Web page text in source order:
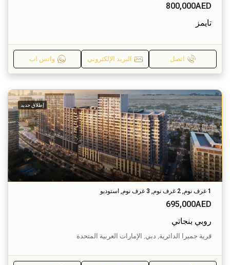
800,000AED
تايمز
اتصل البريد الإلكتروني واتس اب
إطلاق جديد
1 غرف نوم, 2 غرف نوم, 3 غرف نوم, استوديو
695,000AED
روبي بنجاتي
قرية جميرا الدائرية, دبي, الإمارات العربية المتحدة